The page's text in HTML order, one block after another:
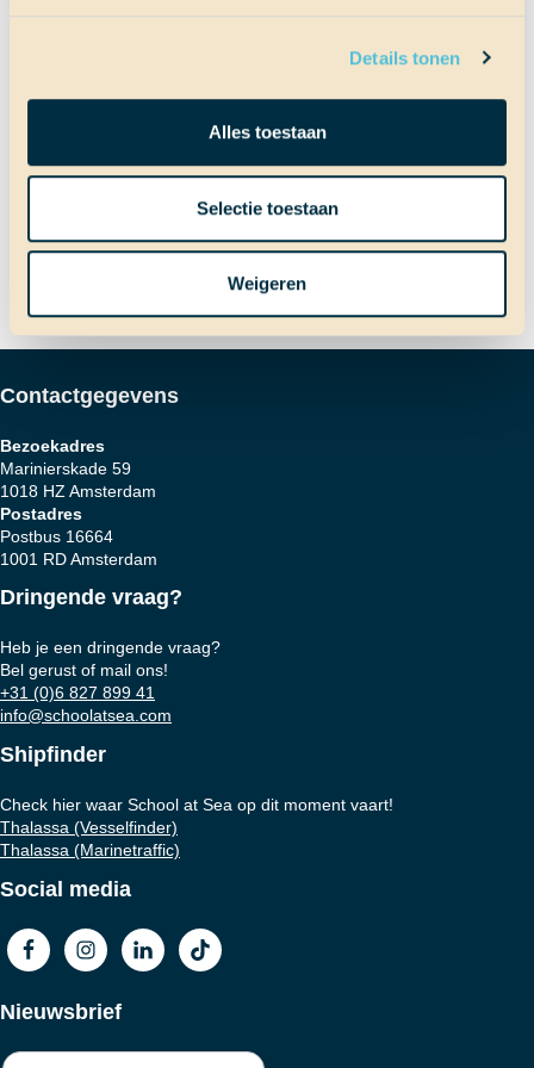
Details tonen
Alles toestaan
Selectie toestaan
Weigeren
Bericht
navigatie
Overal politie!
Bij de brandweer
Contactgegevens
Bezoekadres
Marinierskade 59
1018 HZ Amsterdam
Postadres
Postbus 16664
1001 RD Amsterdam
Dringende vraag?
Heb je een dringende vraag?
Bel gerust of mail ons!
+31 (0)6 827 899 41
info@schoolatsea.com
Shipfinder
Check hier waar School at Sea op dit moment vaart!
Thalassa (Vesselfinder)
Thalassa (Marinetraffic)
Social media
Nieuwsbrief